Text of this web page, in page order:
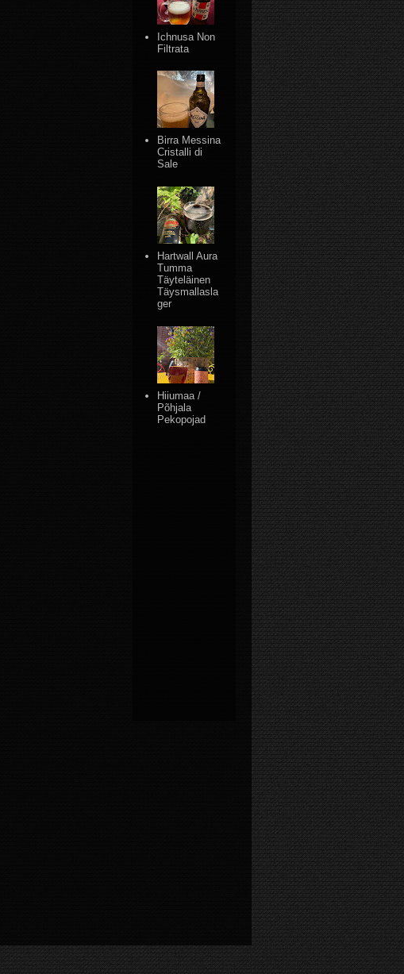
Ichnusa Non
Filtrata
Birra Messina
Cristalli di
Sale
Hartwall Aura
Tumma
Täyteläinen
Täysmallasla
ger
Hiiumaa /
Põhjala
Pekopojad